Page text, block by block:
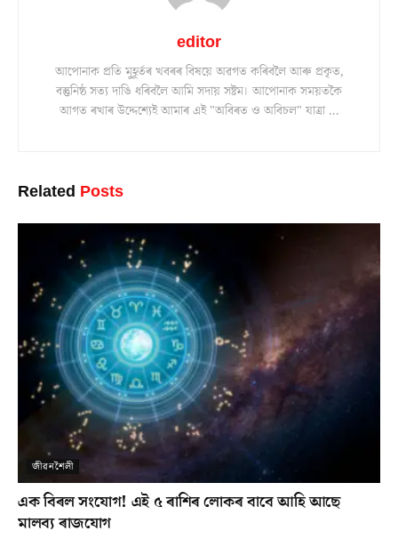
editor
আপোনাক প্ৰতি মুহূৰ্তৰ খবৰৰ বিষয়ে অৱগত কৰিবলৈ আৰু প্ৰকৃত,
বস্তুনিষ্ঠ সত্য দাঙি ধৰিবলৈ আমি সদায় সষ্টম। আপোনাক সময়তকৈ
আগত ৰখাৰ উদ্দেশ্যেই আমাৰ এই "অবিৰত ও অবিচল" যাত্ৰা ...
Related Posts
জীৱনশৈলী
এক বিৰল সংযোগ! এই ৫ ৰাশিৰ লোকৰ বাবে আহি আছে
মালব্য ৰাজযোগ